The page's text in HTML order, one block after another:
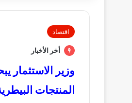
اقتصاد
أخر الأخبار
وزير الاستثمار
المنتجات